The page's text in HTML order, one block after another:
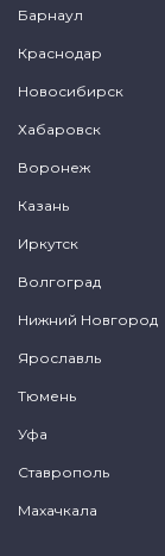
Барнаул
Краснодар
Новосибирск
Хабаровск
Воронеж
Казань
Иркутск
Волгоград
Нижний Новгород
Ярославль
Тюмень
Уфа
Ставрополь
Махачкала